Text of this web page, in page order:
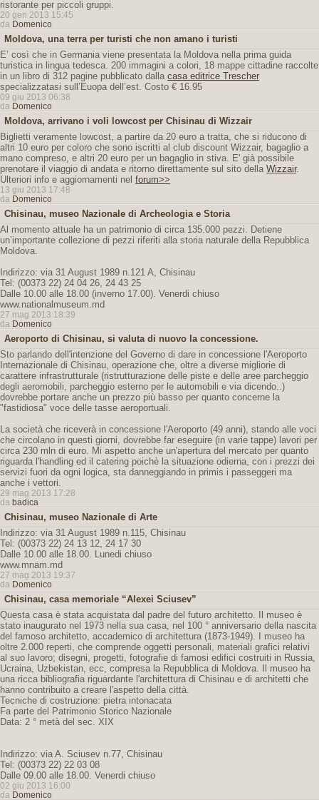
ristorante per piccoli gruppi.
20 gen 2013 15:45
da Domenico
Moldova, una terra per turisti che non amano i turisti
E’ così che in Germania viene presentata la Moldova nella prima guida
turistica in lingua tedesca. 200 immagini a colori, 18 mappe cittadine raccolte
in un libro di 312 pagine pubblicato dalla casa editrice Trescher
specializzatasi sull’Euopa dell’est. Costo € 16.95
09 giu 2013 06:38
da Domenico
Moldova, arrivano i voli lowcost per Chisinau di Wizzair
Biglietti veramente lowcost, a partire da 20 euro a tratta, che si riducono di
altri 10 euro per coloro che sono iscritti al club discount Wizzair, bagaglio a
mano compreso, e altri 20 euro per un bagaglio in stiva. E' già possibile
prenotare il viaggio di andata e ritorno direttamente sul sito della Wizzair.
Ulteriori info e aggiornamenti nel forum>>
13 giu 2013 17:48
da Domenico
Chisinau, museo Nazionale di Archeologia e Storia
Al momento attuale ha un patrimonio di circa 135.000 pezzi. Detiene
un’importante collezione di pezzi riferiti alla storia naturale della Repubblica
Moldova.
Indirizzo: via 31 August 1989 n.121 A, Chisinau
Tel: (00373 22) 24 04 26, 24 43 25
Dalle 10.00 alle 18.00 (inverno 17.00). Venerdi chiuso
www.nationalmuseum.md
27 mag 2013 18:39
da Domenico
Aeroporto di Chisinau, si valuta di nuovo la concessione.
Sto parlando dell'intenzione del Governo di dare in concessione l'Aeroporto
Internazionale di Chisinau, operazione che, oltre a diverse migliorie di
carattere infrastrutturale (ristrutturazione delle piste e delle aree parcheggio
degli aeromobili, parcheggio esterno per le automobili e via dicendo..)
dovrebbe portare anche un prezzo più basso per quanto concerne la
"fastidiosa" voce delle tasse aeroportuali.
La società che riceverà in concessione l'Aeroporto (49 anni), stando alle voci
che circolano in questi giorni, dovrebbe far eseguire (in varie tappe) lavori per
circa 230 mln di euro. Mi aspetto anche un'apertura del mercato per quanto
riguarda l'handling ed il catering poichè la situazione odierna, con i prezzi dei
servizi fuori da ogni logica, sta danneggiando in primis i passeggeri ma
anche i vettori.
29 mag 2013 17:28
da badica
Chisinau, museo Nazionale di Arte
Indirizzo: via 31 August 1989 n.115, Chisinau
Tel: (00373 22) 24 13 12, 24 17 30
Dalle 10.00 alle 18.00. Lunedi chiuso
www.mnam.md
27 mag 2013 19:37
da Domenico
Chisinau, casa memoriale “Alexei Sciusev”
Questa casa è stata acquistata dal padre del futuro architetto. Il museo è
stato inaugurato nel 1973 nella sua casa, nel 100 ° anniversario della nascita
del famoso architetto, accademico di architettura (1873-1949). I museo ha
oltre 2.000 reperti, che comprende oggetti personali, materiali grafici relativi
al suo lavoro; disegni, progetti, fotografie di famosi edifici costruiti in Russia,
Ucraina, Uzbekistan, ecc, compresa la Repubblica di Moldova. Il museo ha
una ricca bibliografia riguardante l'architettura di Chisinau e di architetti che
hanno contribuito a creare l'aspetto della città.
Tecniche di costruzione: pietra intonacata
Fa parte del Patrimonio Storico Nazionale
Data: 2 ° metà del sec. XIX
Indirizzo: via A. Sciusev n.77, Chisinau
Tel: (00373 22) 22 03 08
Dalle 09.00 alle 18.00. Venerdi chiuso
02 giu 2013 16:00
da Domenico